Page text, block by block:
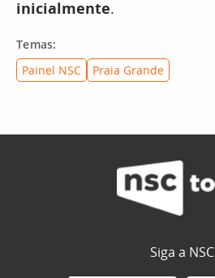
inicialmente.
Temas:
Painel NSC
Praia Grande
Siga a NSC